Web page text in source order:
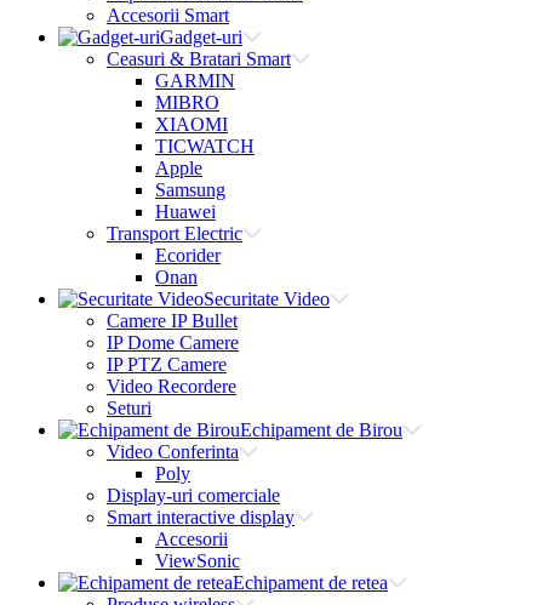
Accesorii Smart
Gadget-uri
Ceasuri & Bratari Smart
GARMIN
MIBRO
XIAOMI
TICWATCH
Apple
Samsung
Huawei
Transport Electric
Ecorider
Onan
Securitate Video
Camere IP Bullet
IP Dome Camere
IP PTZ Camere
Video Recordere
Seturi
Echipament de Birou
Video Conferinta
Poly
Display-uri comerciale
Smart interactive display
Accesorii
ViewSonic
Echipament de retea